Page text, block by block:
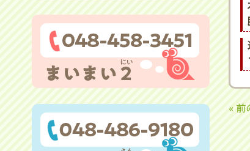
« 前